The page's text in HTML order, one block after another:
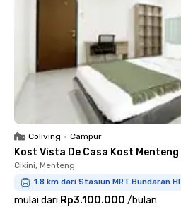
Coliving • Campur
Kost Vista De Casa Kost Menteng
Cikini, Menteng
1.8 km dari Stasiun MRT Bundaran HI
mulai dari Rp3.100.000 /bulan